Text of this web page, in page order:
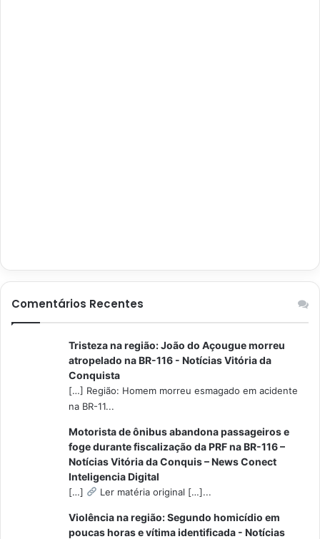
Comentários Recentes
Tristeza na região: João do Açougue morreu
atropelado na BR-116 - Notícias Vitória da
Conquista
[…] Região: Homem morreu esmagado em acidente
na BR-11...
Motorista de ônibus abandona passageiros e
foge durante fiscalização da PRF na BR-116 –
Notícias Vitória da Conquis – News Conect
Inteligencia Digital
[…] Ler matéria original […]...
Violência na região: Segundo homicídio em
poucas horas e vítima identificada - Notícias